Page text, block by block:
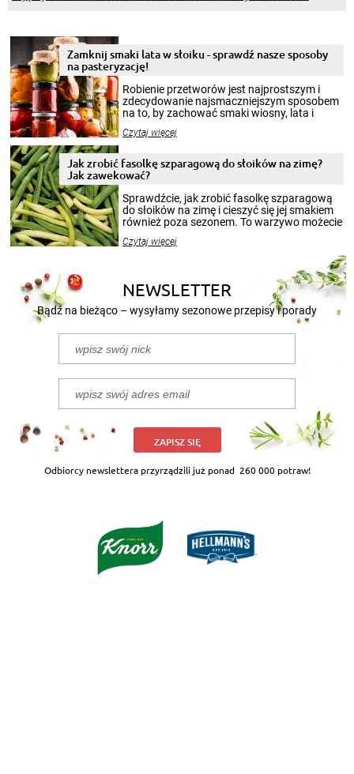
Zamknij smaki lata w słoiku - sprawdź nasze sposoby
na pasteryzację!
Robienie przetworów jest najprostszym i
zdecydowanie najsmaczniejszym sposobem
na to, by zachować smaki wiosny, lata i
krajobrazów, by cieszyć nimi oko w sezonie
pełni poczuć atmosferę cieplejszych
miesięcy. Przygotowanie słoików ze
patenty, które pozwolą zachować świeżość
przetworów.
Czytaj więcej
Jak zrobić fasolkę szparagową do słoików na zimę?
Jak zawekować?
Sprawdźcie, jak zrobić fasolkę szparagową
do słoików na zimę i cieszyć się jej smakiem
również poza sezonem. To warzywo możecie
nasze propozycje!
Czytaj więcej
NEWSLETTER
Bądź na bieżąco – wysyłamy sezonowe przepisy i porady
ZAPISZ SIĘ
Odbiorcy newslettera przyrządzili już ponad 260 000 potraw!